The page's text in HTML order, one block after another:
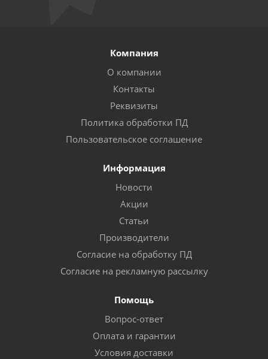
Компания
О компании
Контакты
Реквизиты
Политика обработки ПД
Пользовательское соглашение
Информация
Новости
Акции
Статьи
Производители
Согласие на обработку ПД
Согласие на рекламную рассылку
Помощь
Вопрос-ответ
Оплата и гарантии
Условия доставки